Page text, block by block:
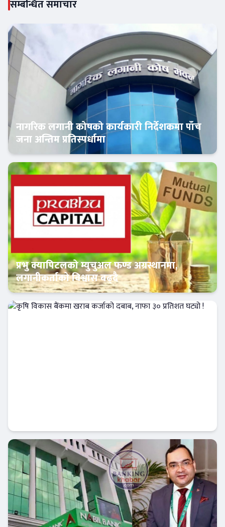
सम्बन्धित समाचार
Banner News
नागरिक लगानी कोषको कार्यकारी निर्देशकमा पाँच
जना अन्तिम प्रतिस्पर्धामा
Banner News
प्रभु क्यापिटलको म्युचुअल फण्ड अग्रस्थानमा,
लगानीकर्ताको विश्वास बढ्दै
Banner News